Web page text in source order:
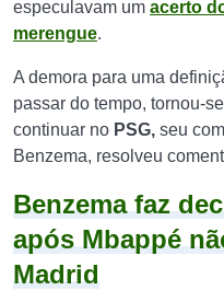
especulavam um acerto
merengue.
A demora para uma
passar do tempo, tornou-
continuar no PSG, seu
Benzema, resolveu
Benzema faz
após Mbappé
Madrid